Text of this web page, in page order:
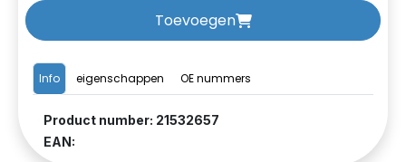
Info eigenschappen OE nummers
Product number: 21532657
EAN:
Toevoegen